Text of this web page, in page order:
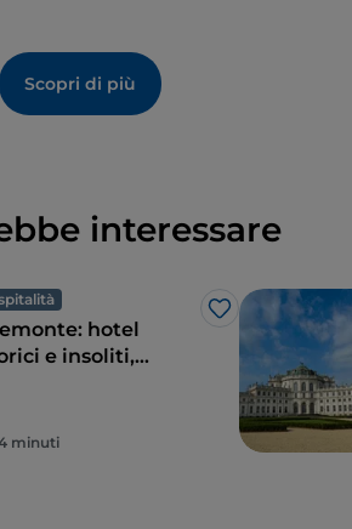
Scopri di più
interessare
Like
hotel
e insoliti,
minuti